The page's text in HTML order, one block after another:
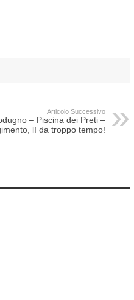
Articolo Successivo
– Piscina dei Preti –
lì da troppo tempo!